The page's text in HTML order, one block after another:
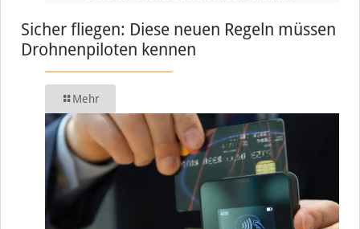
Sicher fliegen: Diese neuen Regeln müssen
Drohnenpiloten kennen
Mehr